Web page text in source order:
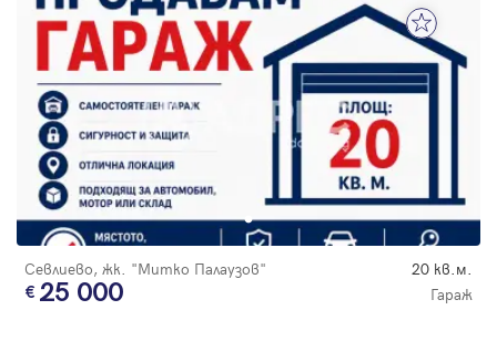
Севлиево, жк. "Митко Палаузов" 20 кв.м.
25 000 Гараж